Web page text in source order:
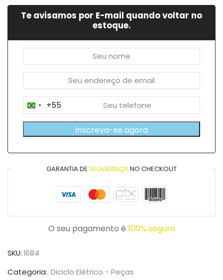
Te avisamos por E-mail quando voltar no
estoque.
Brazil
+55
+55
Inscreva-se agora
GARANTIA DE SEGURANÇANO CHECKOUT
O seu pagamento é 100% seguro
SKU:1684
Categoria: Diciclo Elétrico - Peças